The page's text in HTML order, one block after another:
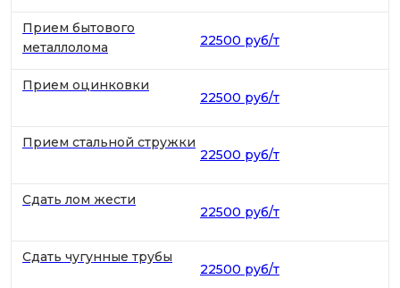
Прием бытового
металлолома
22500 руб/т
Прием оцинковки
22500 руб/т
Прием стальной стружки
22500 руб/т
Сдать лом жести
22500 руб/т
Сдать чугунные трубы
22500 руб/т